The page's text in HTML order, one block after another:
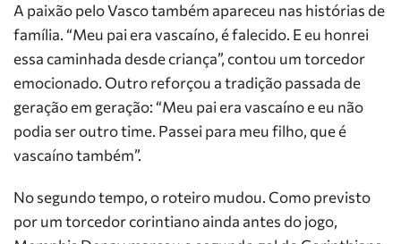
A paixão pelo Vasco também apareceu nas histórias de
família. “Meu pai era vascaíno, é falecido. E eu honrei
essa caminhada desde criança”, contou um torcedor
emocionado. Outro reforçou a tradição passada de
geração em geração: “Meu pai era vascaíno e eu não
podia ser outro time. Passei para meu filho, que é
vascaíno também”.
No segundo tempo, o roteiro mudou. Como previsto
por um torcedor corintiano ainda antes do jogo,